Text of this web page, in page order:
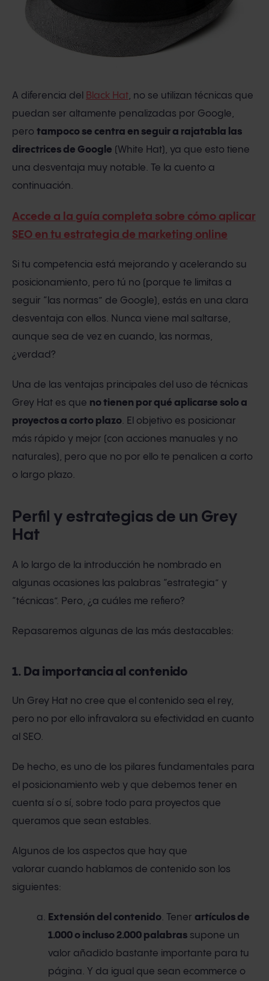
A diferencia del Black Hat, no se utilizan técnicas que
puedan ser altamente penalizadas por Google,
pero tampoco se centra en seguir a rajatabla las
directrices de Google (White Hat), ya que esto tiene
una desventaja muy notable. Te la cuento a
continuación.
Accede a la guía completa sobre cómo aplicar
SEO en tu estrategia de marketing online
Si tu competencia está mejorando y acelerando su
posicionamiento, pero tú no (porque te limitas a
seguir “las normas” de Google), estás en una clara
desventaja con ellos. Nunca viene mal saltarse,
aunque sea de vez en cuando, las normas,
¿verdad?
Una de las ventajas principales del uso de técnicas
Grey Hat es que no tienen por qué aplicarse solo a
proyectos a corto plazo. El objetivo es posicionar
más rápido y mejor (con acciones manuales y no
naturales), pero que no por ello te penalicen a corto
o largo plazo.
Perfil y estrategias de un Grey
Hat
A lo largo de la introducción he nombrado en
algunas ocasiones las palabras “estrategia” y
“técnicas”. Pero, ¿a cuáles me refiero?
Repasaremos algunas de las más destacables:
1. Da importancia al contenido
Un Grey Hat no cree que el contenido sea el rey,
pero no por ello infravalora su efectividad en cuanto
al SEO.
De hecho, es uno de los pilares fundamentales para
el posicionamiento web y que debemos tener en
cuenta sí o sí, sobre todo para proyectos que
queramos que sean estables.
Algunos de los aspectos que hay que
valorar cuando hablamos de contenido son los
siguientes:
Extensión del contenido. Tener artículos de
1.000 o incluso 2.000 palabras supone un
valor añadido bastante importante para tu
página. Y da igual que sean ecommerce o